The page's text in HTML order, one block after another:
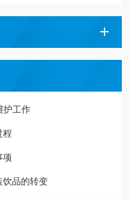
护工作
程
项
饮品的转变